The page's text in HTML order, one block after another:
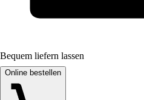
Bequem liefern lassen
Online bestellen